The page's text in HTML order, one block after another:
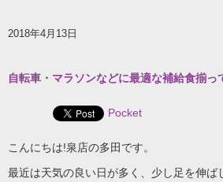
2018年4月13日
自転車・マラソンなどに最適な補給食揃っ
Pocket
こんにちは!泉店の多田です。
最近は天気の良い日が多く、少し足を伸ば